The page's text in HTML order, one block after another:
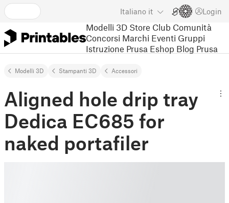
Italiano it Login
Modelli 3D Store Club Comunità
Concorsi Marchi Eventi Gruppi
Istruzione Prusa Eshop Blog Prusa
Modelli 3D Stampanti 3D Accessori
Aligned hole drip tray
Dedica EC685 for
naked portafiler